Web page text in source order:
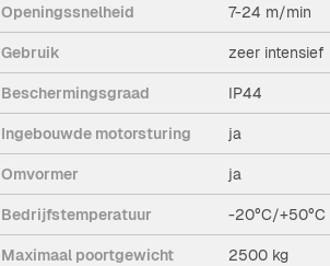
Openingssnelheid 7-24 m/min
Gebruik zeer intensief
Beschermingsgraad IP44
Ingebouwde motorsturing ja
Omvormer ja
Bedrijfstemperatuur -20°C/+50°C
Maximaal poortgewicht 2500 kg